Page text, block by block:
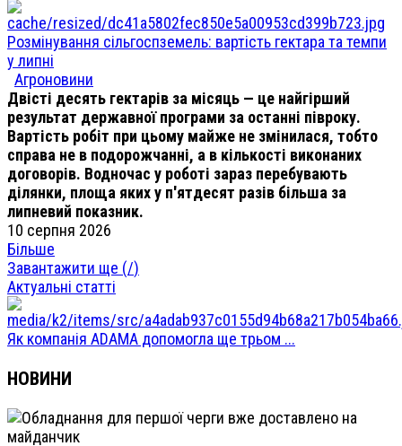
Розмінування сільгоспземель: вартість гектара та темпи
у липні
Агроновини
Двісті десять гектарів за місяць — це найгірший
результат державної програми за останні півроку.
Вартість робіт при цьому майже не змінилася, тобто
справа не в подорожчанні, а в кількості виконаних
договорів. Водночас у роботі зараз перебувають
ділянки, площа яких у п'ятдесят разів більша за
липневий показник.
10 серпня 2026
Більше
Завантажити ще (/)
Актуальні статті
Як компанія ADAMA допомогла ще трьом ...
НОВИНИ